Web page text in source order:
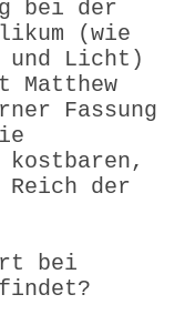
bei der
(wie
und Licht)
Matthew
Fassung
kostbaren,
der
bei
findet?